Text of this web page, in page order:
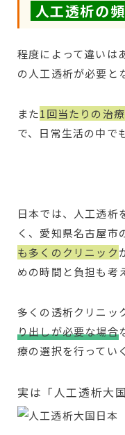
人工透析の
程度によって違いは
の人工透析が必要と
また1回当たりの治
で、日常生活の中で
日本では、人工透析
く、愛知県名古屋市
も多くのクリニック
めの時間と負担も考
多くの透析クリニッ
り出しが必要な場合
療の選択を行ってい
実は「人工透析大